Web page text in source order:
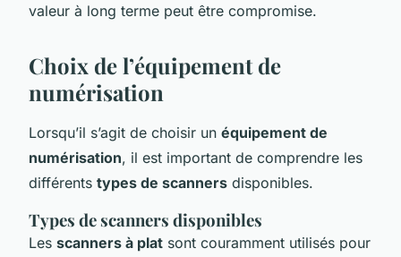
valeur à long terme peut être compromise.
Choix de l’équipement de
numérisation
Lorsqu’il s’agit de choisir un équipement de
numérisation, il est important de comprendre les
différents types de scanners disponibles.
Types de scanners disponibles
Les scanners à plat sont couramment utilisés pour